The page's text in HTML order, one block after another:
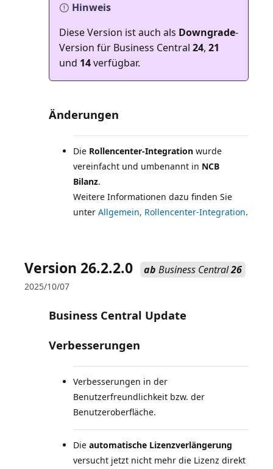
Hinweis
Diese Version ist auch als Downgrade-
Version für Business Central 24, 21
und 14verfügbar.
Änderungen
Die Rollencenter-Integration wurde
vereinfacht und umbenannt in NCB
Bilanz.
Weitere Informationen dazu finden Sie
unter Allgemein, Rollencenter-Integration.
Version 26.2.2.0 ab Business Central26
2025/10/07
Business Central Update
Verbesserungen
Verbesserungen in der
Benutzerfreundlichkeit bzw. der
Benutzeroberfläche.
Die automatische Lizenzverlängerung
versucht jetzt nicht mehr die Lizenz direkt